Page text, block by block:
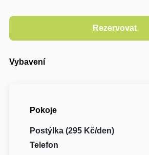
Vybavení
Pokoje
Postýlka (295 Kč/den)
Telefon